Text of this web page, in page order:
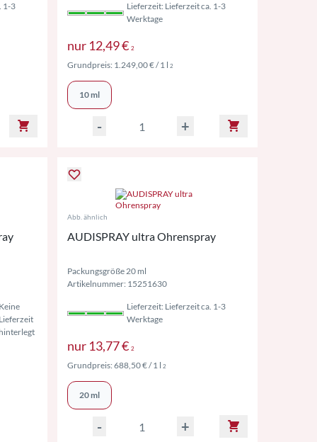
1-3
ggf. zzgl. Versand
MwSt. ggf. zzgl. Versand
Lieferzeit: Lieferzeit ca. 1-3
Werktage
nur 12,49 € 2
Grundpreis: 1.249,00 €/ 1 l 2
10 ml
- +
Keine
Lieferzeit
hinterlegt
ggf. zzgl. Versand
Abb. ähnlich
AUDISPRAY ultra Ohrenspray
Packungsgröße 20 ml
Artikelnummer: 15251630
Lieferzeit: Lieferzeit ca. 1-3
Werktage
nur 13,77 € 2
Grundpreis:688,50 €/ 1 l 2
20 ml
- +